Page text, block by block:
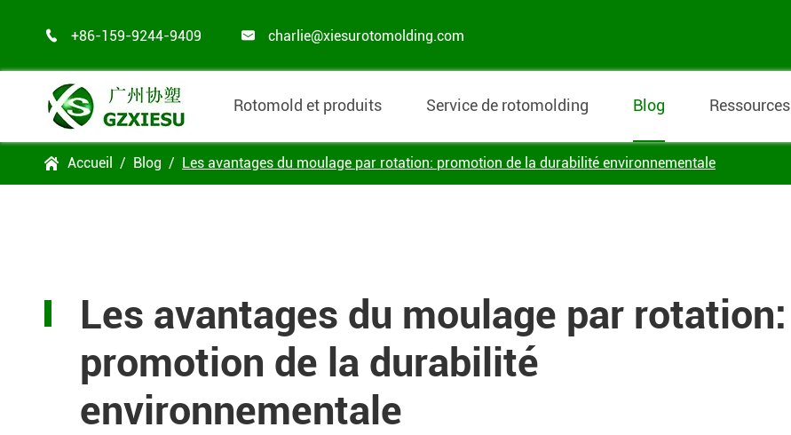
 +86-159-9244-9409  charlie@xiesurotomolding.com
Rotomold et produits Service de rotomolding Blog Ressources
 Accueil Blog Les avantages du moulage par rotation: promotion de la durabilité environnementale
Les avantages du moulage par rotation:
promotion de la durabilité
environnementale